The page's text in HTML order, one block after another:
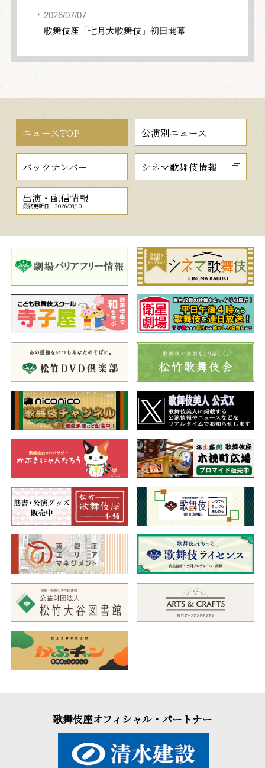
2026/07/07
歌舞伎座「七月大歌舞伎」初日開幕
ニュースTOP 公演別ニュース
バックナンバー シネマ歌舞伎情報
出演・配信情報
最終更新日：2026/08/10
歌舞伎座オフィシャル・パートナー